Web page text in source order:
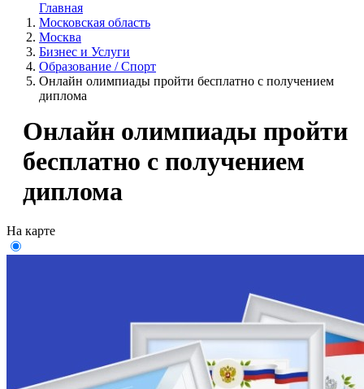
Главная
Московская область
Москва
Бизнес и Услуги
Образование / Спорт
Онлайн олимпиады пройти бесплатно с получением
диплома
Онлайн олимпиады пройти
бесплатно с получением
диплома
На карте